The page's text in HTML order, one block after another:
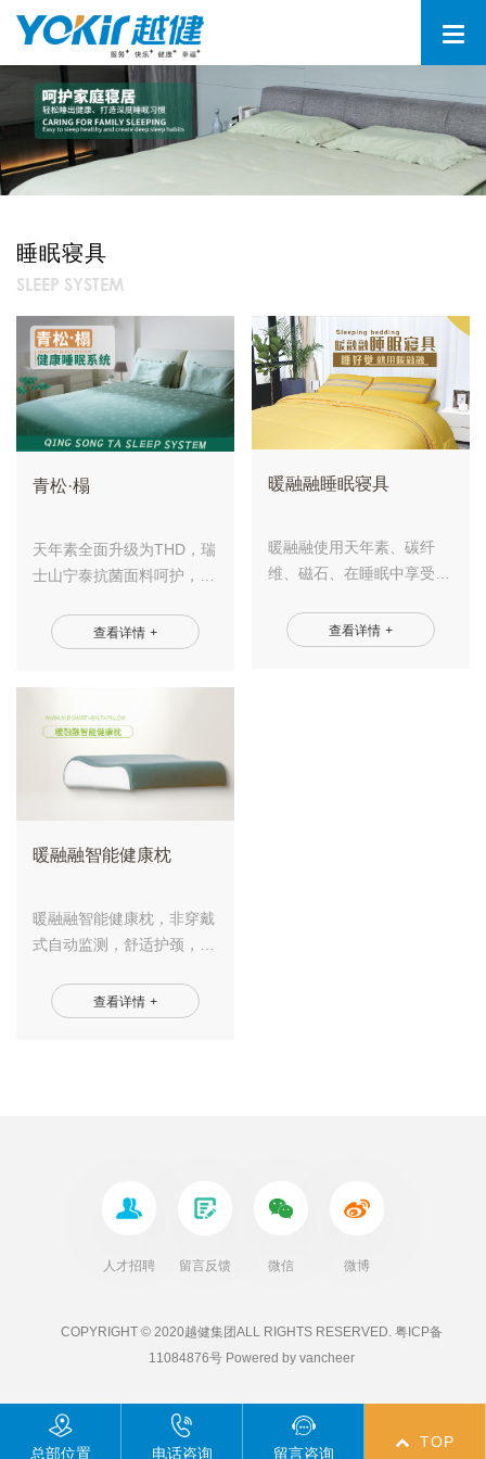
睡眠寝具
SLEEP SYSTEM
青松·榻
天年素全面升级为THD，瑞
士山宁泰抗菌面料呵护，让
查看详情 +
暖融融睡眠寝具
暖融融使用天年素、碳纤
维、磁石、在睡眠中享受良
查看详情 +
暖融融智能健康枕
暖融融智能健康枕，非穿戴
式自动监测，舒适护颈，抗
环。
查看详情 +
人才招聘 留言反馈 微信 微博
COPYRIGHT © 2020越健集团ALL RIGHTS RESERVED. 粤ICP备
11084876号Powered by vancheer
总部位置 电话咨询 留言咨询
TOP